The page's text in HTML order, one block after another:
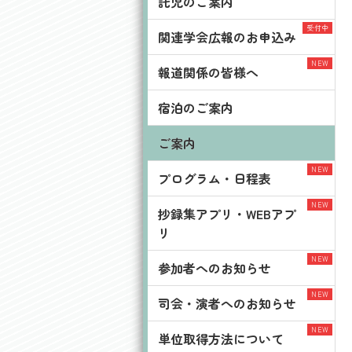
関連学会広報のお申込み
報道関係の皆様へ
宿泊のご案内
ご案内
プログラム・日程表
抄録集アプリ・WEBアプ
リ
参加者へのお知らせ
司会・演者へのお知らせ
単位取得方法について